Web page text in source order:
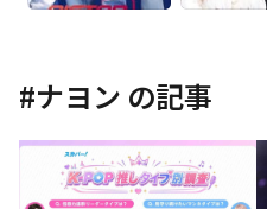
#ナヨン の記事